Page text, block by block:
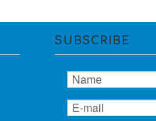
SUBSCRIBE